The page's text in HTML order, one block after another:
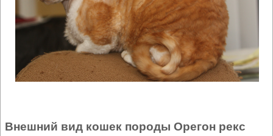
Внешний вид кошек породы Орегон рекс